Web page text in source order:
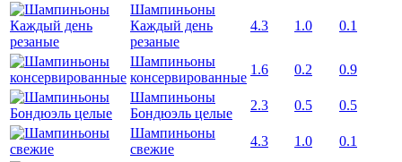
Шампиньоны
Каждый день
резаные
4.3 1.0 0.1
Шампиньоны
консервированные
1.6 0.2
0.9
Шампиньоны
Бондюэль целые
2.3 0.5
0.5
Шампиньоны
свежие
4.3 1.0
0.1